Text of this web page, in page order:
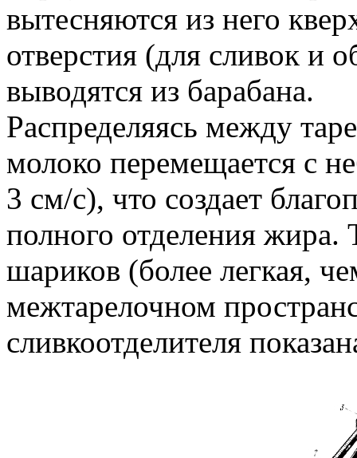
вытесняются из него
отверстия (для сливок и
выводятся из барабана.
Распределяясь между
молоко перемещается с
3 см/с), что создает
полного отделения
шариков (более легкая,
межтарелочном
сливкоотделителя